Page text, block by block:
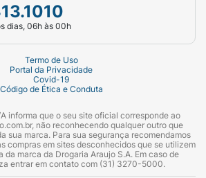
dias, 06h às 00h
Termo de Uso
Portal da Privacidade
Covid-19
Código de Ética e Conduta
informa que o seu site oficial corresponde ao
não reconhecendo qualquer outro que
sua marca. Para sua segurança recomendamos
compras em sites desconhecidos que se utilizem
da marca da Drogaria Araujo S.A. Em caso de
entrar em contato com (31) 3270-5000.